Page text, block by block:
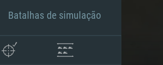
Batalhas de simulação